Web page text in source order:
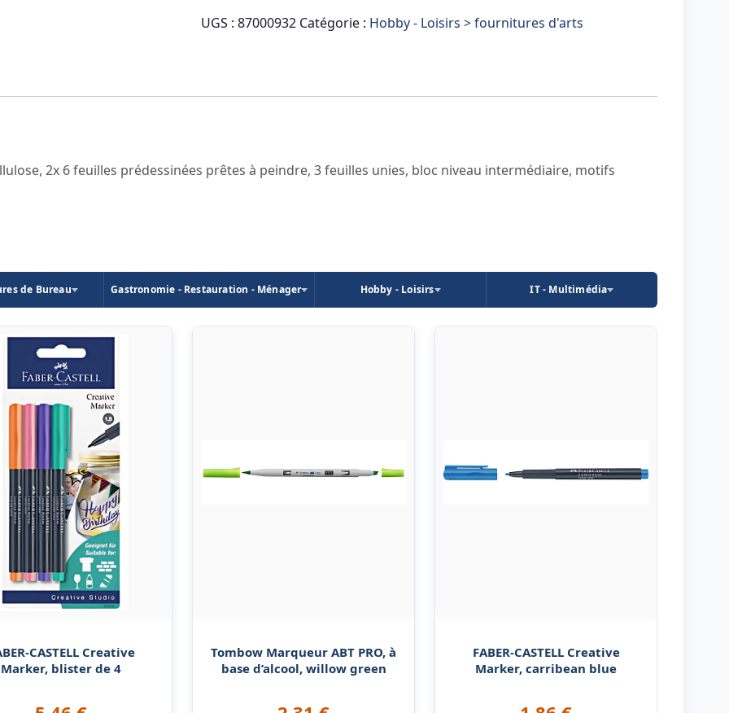
Bloc
UGS :87000932 Catégorie : Hobby - Loisirs > fournitures d'arts
2x 6 feuilles prédessinées prêtes à peindre, 3 feuilles unies, bloc niveau intermédiaire, motifs
de Bureau Gastronomie - Restauration - Ménager Hobby - Loisirs IT - Multimédia
CASTELL Creative
Marker, blister de 4
Tombow Marqueur ABT PRO, à
base d’alcool, willow green
FABER-CASTELL Creative
Marker, carribean blue